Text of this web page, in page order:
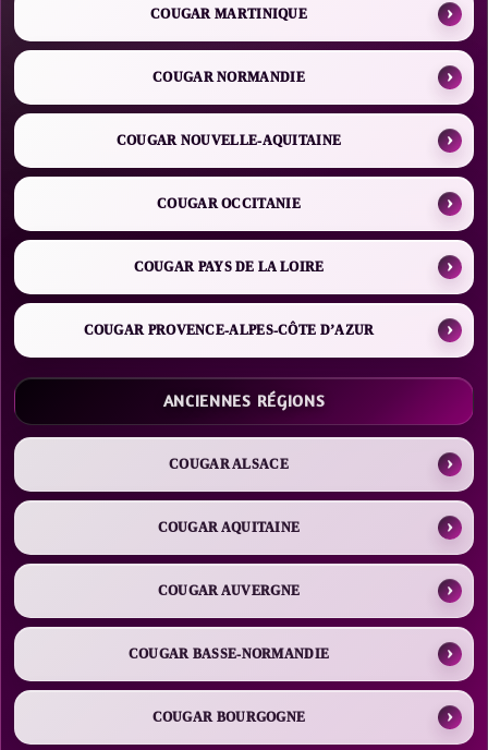
COUGAR MARTINIQUE
COUGAR NORMANDIE
COUGAR NOUVELLE-AQUITAINE
COUGAR OCCITANIE
COUGAR PAYS DE LA LOIRE
COUGAR PROVENCE-ALPES-CÔTE D’AZUR
ANCIENNES RÉGIONS
COUGAR ALSACE
COUGAR AQUITAINE
COUGAR AUVERGNE
COUGAR BASSE-NORMANDIE
COUGAR BOURGOGNE